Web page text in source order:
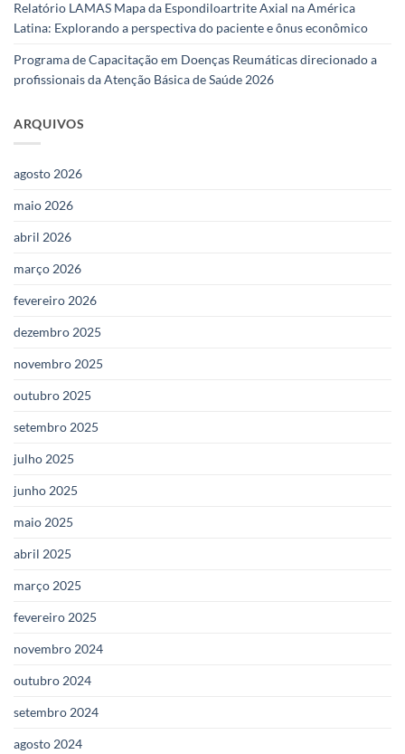
Relatório LAMAS Mapa da Espondiloartrite Axial na América
Latina: Explorando a perspectiva do paciente e ônus econômico
Programa de Capacitação em Doenças Reumáticas direcionado a
profissionais da Atenção Básica de Saúde 2026
ARQUIVOS
agosto 2026
maio 2026
abril 2026
março 2026
fevereiro 2026
dezembro 2025
novembro 2025
outubro 2025
setembro 2025
julho 2025
junho 2025
maio 2025
abril 2025
março 2025
fevereiro 2025
novembro 2024
outubro 2024
setembro 2024
agosto 2024